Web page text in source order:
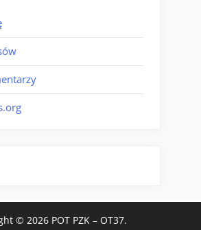
© 2026 POT PZK – OT37.